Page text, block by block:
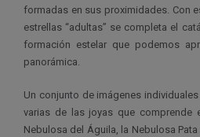
formadas en sus proximidades. Con
estrellas “adultas” se completa el
formación estelar que podemos
panorámica.
Un conjunto de imágenes
varias de las joyas que comprende
Nebulosa del Águila, la Nebulosa